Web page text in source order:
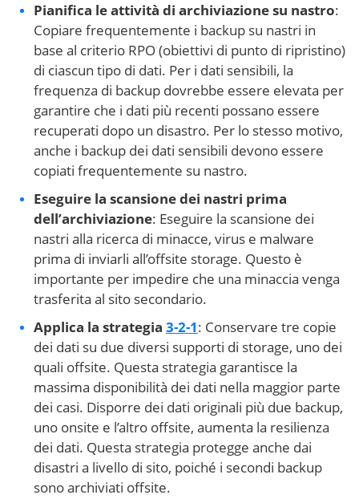
Pianifica le attività di archiviazione su nastro:
Copiare frequentemente i backup su nastri in
base al criterio RPO (obiettivi di punto di ripristino)
di ciascun tipo di dati. Per i dati sensibili, la
frequenza di backup dovrebbe essere elevata per
garantire che i dati più recenti possano essere
recuperati dopo un disastro. Per lo stesso motivo,
anche i backup dei dati sensibili devono essere
copiati frequentemente su nastro.
Eseguire la scansione dei nastri prima
dell’archiviazione: Eseguire la scansione dei
nastri alla ricerca di minacce, virus e malware
prima di inviarli all’offsite storage. Questo è
importante per impedire che una minaccia venga
trasferita al sito secondario.
Applica la strategia 3-2-1: Conservare tre copie
dei dati su due diversi supporti di storage, uno dei
quali offsite. Questa strategia garantisce la
massima disponibilità dei dati nella maggior parte
dei casi. Disporre dei dati originali più due backup,
uno onsite e l’altro offsite, aumenta la resilienza
dei dati. Questa strategia protegge anche dai
disastri a livello di sito, poiché i secondi backup
sono archiviati offsite.